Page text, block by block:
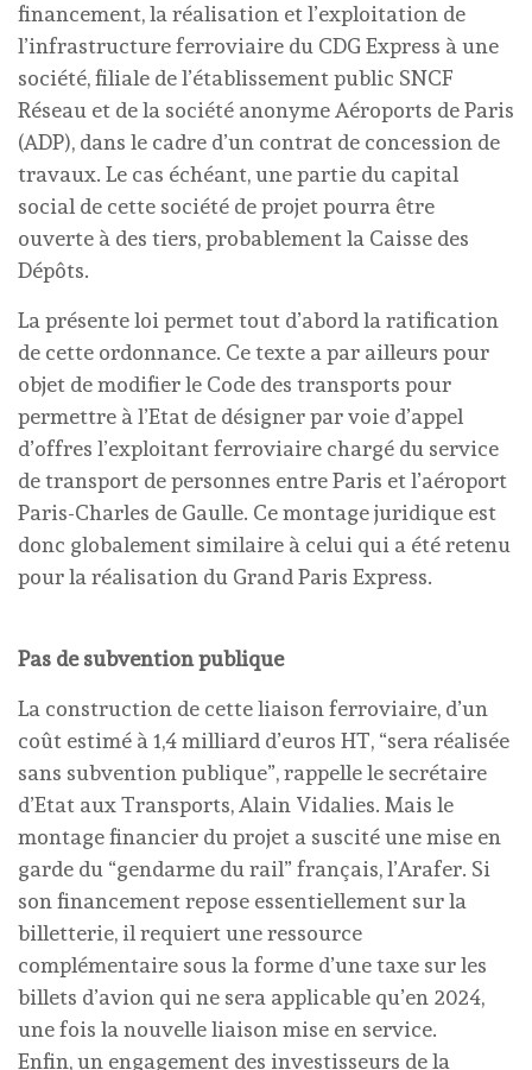
financement, la réalisation et l’exploitation de
l’infrastructure ferroviaire du CDG Express à une
société, filiale de l’établissement public SNCF
Réseau et de la société anonyme Aéroports de Paris
(ADP), dans le cadre d’un contrat de concession de
travaux. Le cas échéant, une partie du capital
social de cette société de projet pourra être
ouverte à des tiers, probablement la Caisse des
Dépôts.
La présente loi permet tout d’abord la ratification
de cette ordonnance. Ce texte a par ailleurs pour
objet de modifier le Code des transports pour
permettre à l’Etat de désigner par voie d’appel
d’offres l’exploitant ferroviaire chargé du service
de transport de personnes entre Paris et l’aéroport
Paris-Charles de Gaulle. Ce montage juridique est
donc globalement similaire à celui qui a été retenu
pour la réalisation du Grand Paris Express.
Pas de subvention publique
La construction de cette liaison ferroviaire, d’un
coût estimé à 1,4 milliard d’euros HT, “sera réalisée
sans subvention publique”, rappelle le secrétaire
d’Etat aux Transports, Alain Vidalies. Mais le
montage financier du projet a suscité une mise en
garde du “gendarme du rail” français, l’Arafer. Si
son financement repose essentiellement sur la
billetterie, il requiert une ressource
complémentaire sous la forme d’une taxe sur les
billets d’avion qui ne sera applicable qu’en 2024,
une fois la nouvelle liaison mise en service.
Enfin, un engagement des investisseurs de la